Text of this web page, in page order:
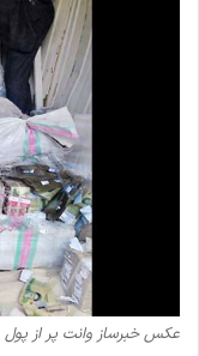
عکس خبرساز وانت پر از پول